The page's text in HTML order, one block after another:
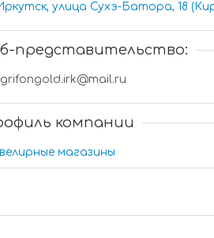
улица Сухэ-Батора, 18
представительство:
компании
магазины